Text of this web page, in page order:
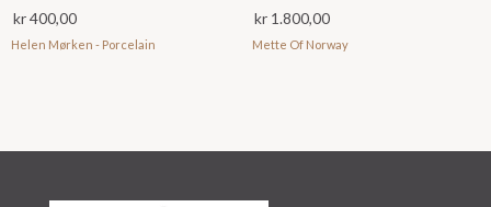
kr400,00
Helen Mørken - Porcelain
kr 1.800,00
Mette Of Norway